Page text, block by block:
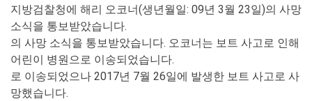
지방검찰청에 해리 오코너(생년월일: 09년 3월 23일)의 사망
소식을 통보받았습니다.
의 사망 소식을 통보받았습니다. 오코너는 보트 사고로 인해
어린이 병원으로 이송되었습니다.
로 이송되었으나 2017년 7월 26일에 발생한 보트 사고로 사
망했습니다.